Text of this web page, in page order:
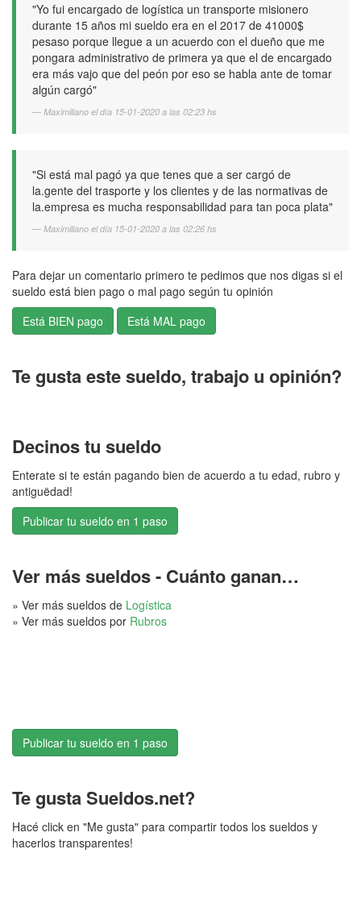
"Yo fui encargado de logística un transporte misionero
durante 15 años mi sueldo era en el 2017 de 41000$
pesaso porque llegue a un acuerdo con el dueño que me
pongara administrativo de primera ya que el de encargado
era más vajo que del peón por eso se habla ante de tomar
algún cargó"
Maximiliano el día 15-01-2020 a las 02:23 hs
"Si está mal pagó ya que tenes que a ser cargó de
la.gente del trasporte y los clientes y de las normativas de
la.empresa es mucha responsabilidad para tan poca plata"
Maximiliano el día 15-01-2020 a las 02:26 hs
Para dejar un comentario primero te pedimos que nos digas si el
sueldo está bien pago o mal pago según tu opinión
Te gusta este sueldo, trabajo u opinión?
Decinos tu sueldo
Enterate si te están pagando bien de acuerdo a tu edad, rubro y
antiguëdad!
Publicar tu sueldo en 1 paso
Ver más sueldos - Cuánto ganan…
» Ver más sueldos de Logística
» Ver más sueldos por Rubros
Publicar tu sueldo en 1 paso
Te gusta Sueldos.net?
Hacé click en "Me gusta" para compartir todos los sueldos y
hacerlos transparentes!